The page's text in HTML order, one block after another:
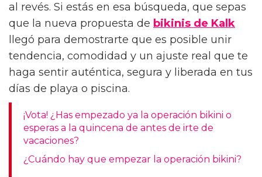
al revés. Si estás en esa búsqueda, que sepas
que la nueva propuesta de bikinis de Kalk
llegó para demostrarte que es posible unir
tendencia, comodidad y un ajuste real que te
haga sentir auténtica, segura y liberada en tus
días de playa o piscina.
¡Vota! ¿Has empezado ya la operación bikini o
esperas a la quincena de antes de irte de
vacaciones?
¿Cuándo hay que empezar la operación bikini?